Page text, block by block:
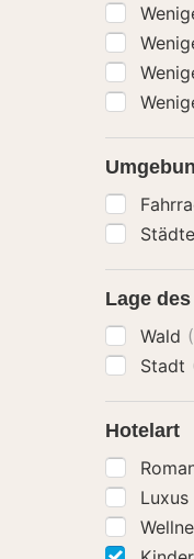
Lage
Wald
Stadt
Hotelart
Luxus